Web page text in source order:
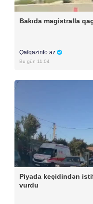
Bakıda magistralla
Qafqazinfo.az
Bu gün 11:04
Piyada keçidindən
vurdu